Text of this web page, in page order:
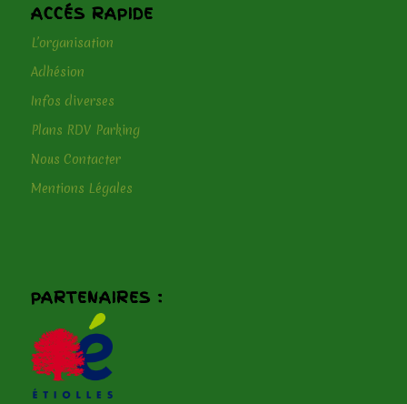
ACCÉS RAPIDE
L’organisation
Adhésion
Infos diverses
Plans RDV Parking
Nous Contacter
Mentions Légales
PARTENAIRES :